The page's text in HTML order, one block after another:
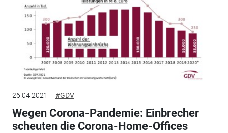
26.04.2021 #GDV
Wegen Corona-Pandemie: Einbrecher
scheuten die Corona-Home-Offices